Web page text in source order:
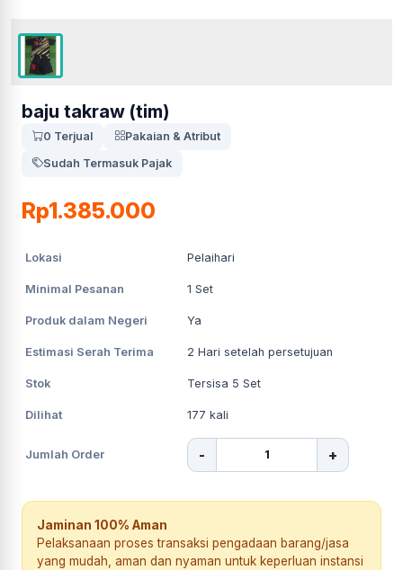
baju takraw (tim)
0 Terjual
Pakaian & Atribut
Sudah Termasuk Pajak
Rp1.385.000
Lokasi Pelaihari
Minimal Pesanan 1 Set
Produk dalam Negeri Ya
Estimasi Serah Terima 2 Hari setelah persetujuan
Stok Tersisa 5 Set
Dilihat 177 kali
Jumlah Order - +
Jaminan 100% Aman
Pelaksanaan proses transaksi pengadaan barang/jasa
yang mudah, aman dan nyaman untuk keperluan instansi